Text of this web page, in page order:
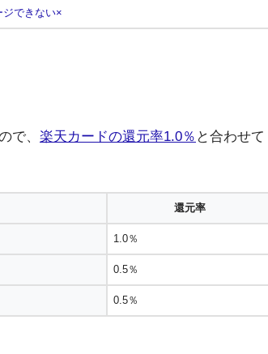
ジできない×
で、 楽天カードの還元率1.0％ と合わせて
還元率
1.0％
0.5％
0.5％